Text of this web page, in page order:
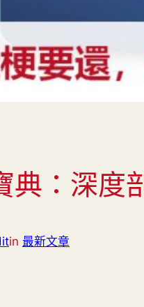
典：深度
in 最新文章